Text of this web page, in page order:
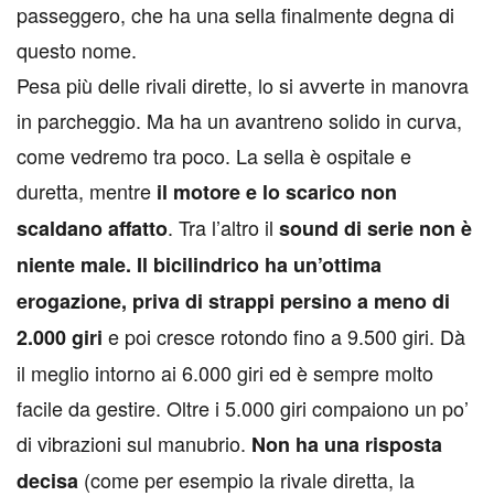
passeggero, che ha una sella finalmente degna di
questo nome.
Pesa più delle rivali dirette, lo si avverte in manovra
in parcheggio. Ma ha un avantreno solido in curva,
come vedremo tra poco. La sella è ospitale e
duretta, mentre il motore e lo scarico non
scaldano affatto. Tra l’altro il sound di serie non è
niente male. Il bicilindrico ha un’ottima
erogazione, priva di strappi persino a meno di
2.000 giri e poi cresce rotondo fino a 9.500 giri. Dà
il meglio intorno ai 6.000 giri ed è sempre molto
facile da gestire. Oltre i 5.000 giri compaiono un po’
di vibrazioni sul manubrio. Non ha una risposta
decisa (come per esempio la rivale diretta, la